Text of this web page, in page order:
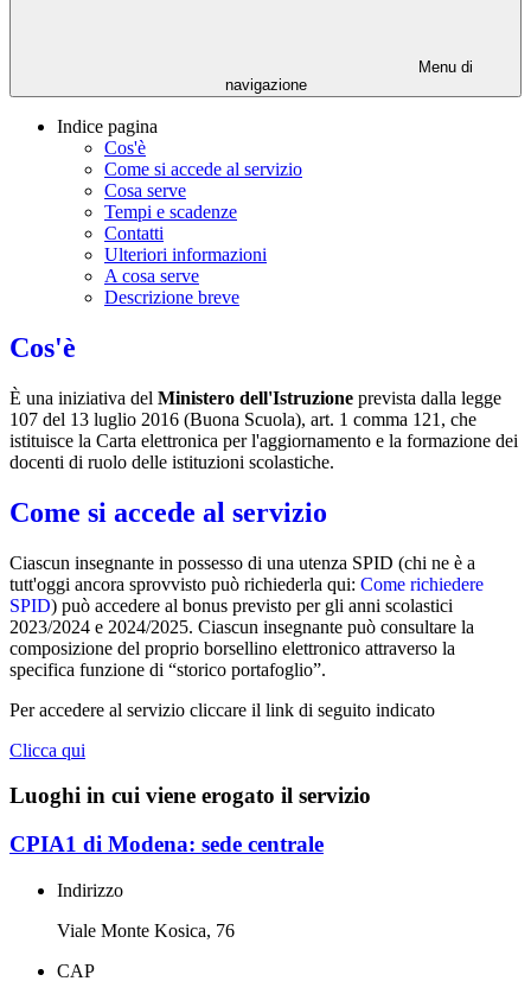
Menu di
navigazione
Indice pagina
Cos'è
Come si accede al servizio
Cosa serve
Tempi e scadenze
Contatti
Ulteriori informazioni
A cosa serve
Descrizione breve
Cos'è
È una iniziativa del Ministero dell'Istruzione prevista dalla legge
107 del 13 luglio 2016 (Buona Scuola), art. 1 comma 121, che
istituisce la Carta elettronica per l'aggiornamento e la formazione dei
docenti di ruolo delle istituzioni scolastiche.
Come si accede al servizio
Ciascun insegnante in possesso di una utenza SPID (chi ne è a
tutt'oggi ancora sprovvisto può richiederla qui: Come richiedere
SPID) può accedere al bonus previsto per gli anni scolastici
2023/2024 e 2024/2025. Ciascun insegnante può consultare la
composizione del proprio borsellino elettronico attraverso la
specifica funzione di “storico portafoglio”.
Per accedere al servizio cliccare il link di seguito indicato
Clicca qui
Luoghi in cui viene erogato il servizio
CPIA1 di Modena: sede centrale
Indirizzo
Viale Monte Kosica, 76
CAP